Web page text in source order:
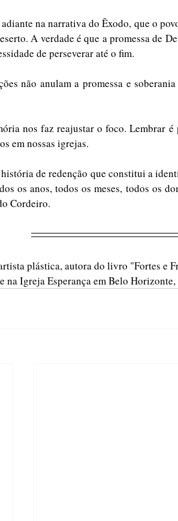
na narrativa do Êxodo, que o
A verdade é que a promessa de
de perseverar até o fim.
não anulam a promessa e
nos faz reajustar o foco. Lembrar
em nossas igrejas.
de redenção que constitui a
os anos, todos os meses, todos os
Cordeiro.
plástica, autora do livro "Fortes e
na Igreja Esperança em Belo